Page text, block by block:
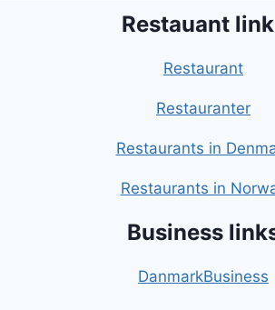
Restauant
Restaurant
Restauranter
Restaurants in
Restaurants in
Business
DanmarkBusiness